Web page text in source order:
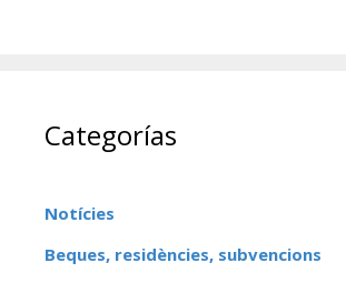
Categorías
Notícies
Beques, residències, subvencions